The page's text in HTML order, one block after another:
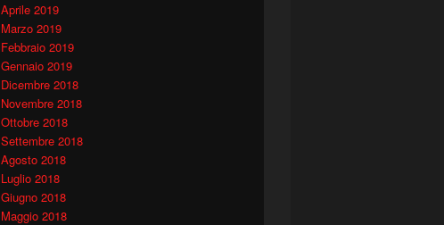
Aprile 2019
Marzo 2019
Febbraio 2019
Gennaio 2019
Dicembre 2018
Novembre 2018
Ottobre 2018
Settembre 2018
Agosto 2018
Luglio 2018
Giugno 2018
Maggio 2018